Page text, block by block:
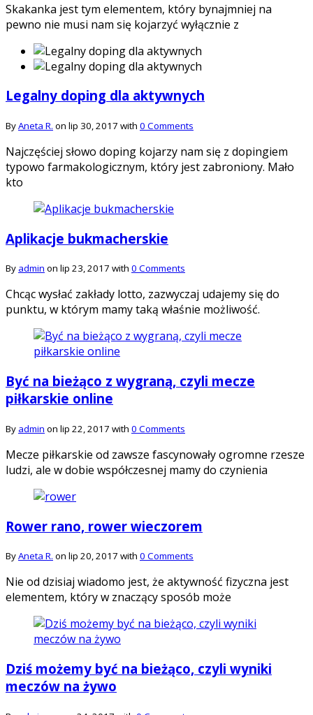
Skakanka jest tym elementem, który bynajmniej na
pewno nie musi nam się kojarzyć wyłącznie z
Legalny doping dla aktywnych
ByAneta R. on lip 30, 2017 with 0 Comments
Najczęściej słowo doping kojarzy nam się z dopingiem
typowo farmakologicznym, który jest zabroniony. Mało
kto
Aplikacje bukmacherskie
By admin on lip 23, 2017 with 0 Comments
Chcąc wysłać zakłady lotto, zazwyczaj udajemy się do
punktu, w którym mamy taką właśnie możliwość.
Być na bieżąco z wygraną, czyli mecze
piłkarskie online
By admin on lip 22, 2017 with 0 Comments
Mecze piłkarskie od zawsze fascynowały ogromne rzesze
ludzi, ale w dobie współczesnej mamy do czynienia
Rower rano, rower wieczorem
ByAneta R. on lip 20, 2017 with 0 Comments
Nie od dzisiaj wiadomo jest, że aktywność fizyczna jest
elementem, który w znaczący sposób może
Dziś możemy być na bieżąco, czyli wyniki
meczów na żywo